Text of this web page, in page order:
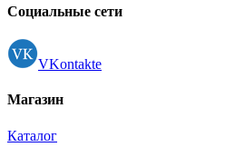
Социальные сети
VKontakte
Магазин
Каталог